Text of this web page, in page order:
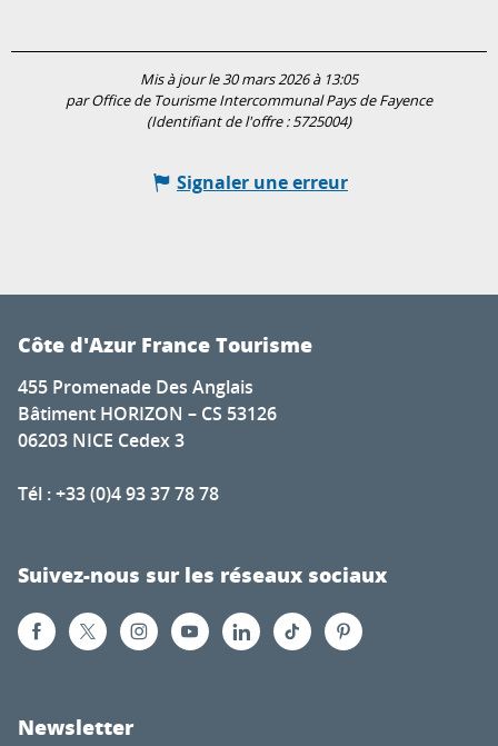
Mis à jour le 30 mars 2026 à 13:05
par Office de Tourisme Intercommunal Pays de Fayence
(Identifiant de l'offre :5725004)
Signaler une erreur
Côte d'Azur France Tourisme
455 Promenade Des Anglais
Bâtiment HORIZON – CS 53126
06203 NICE Cedex 3
Tél : +33 (0)4 93 37 78 78
Suivez-nous sur les réseaux sociaux
Newsletter